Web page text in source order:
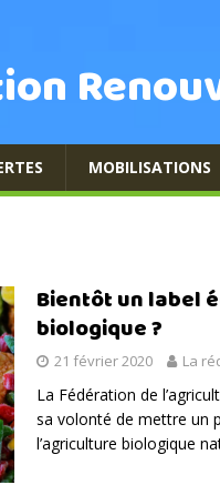
MOBILISATIONS
Bientôt un label
biologique ?
21 février 2020 La
La Fédération de
sa volonté de mettre un
l’agriculture biologique